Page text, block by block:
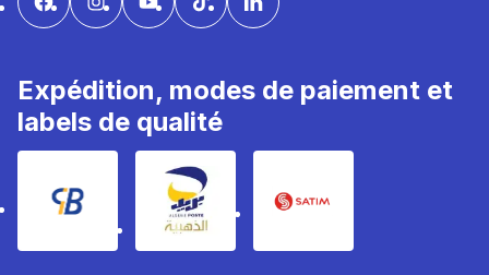
Expédition, modes de paiement et
labels de qualité